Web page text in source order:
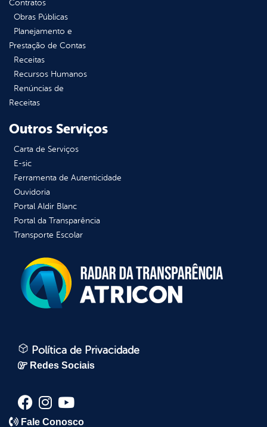
Contratos
Obras Públicas
Planejamento e
Prestação de Contas
Receitas
Recursos Humanos
Renúncias de
Receitas
Outros Serviços
Carta de Serviços
E-sic
Ferramenta de Autenticidade
Ouvidoria
Portal Aldir Blanc
Portal da Transparência
Transporte Escolar
Política de Privacidade
Redes Sociais
Fale Conosco